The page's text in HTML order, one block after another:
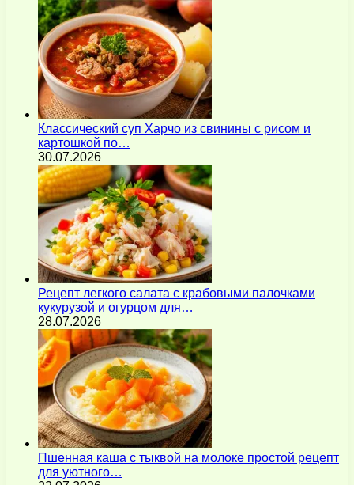
Классический суп Харчо из свинины с рисом и
картошкой по…
30.07.2026
Рецепт легкого салата с крабовыми палочками
кукурузой и огурцом для…
28.07.2026
Пшенная каша с тыквой на молоке простой рецепт
для уютного…